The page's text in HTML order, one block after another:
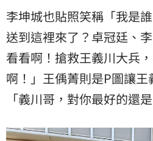
李坤城也貼照笑稱「我是
送到這裡來了？卓冠廷、
看看啊！搶救王義川大兵
啊！」王偊菁則是P圖讓王
「義川哥，對你最好的還